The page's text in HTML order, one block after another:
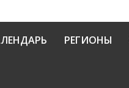
РЕГИОНЫ